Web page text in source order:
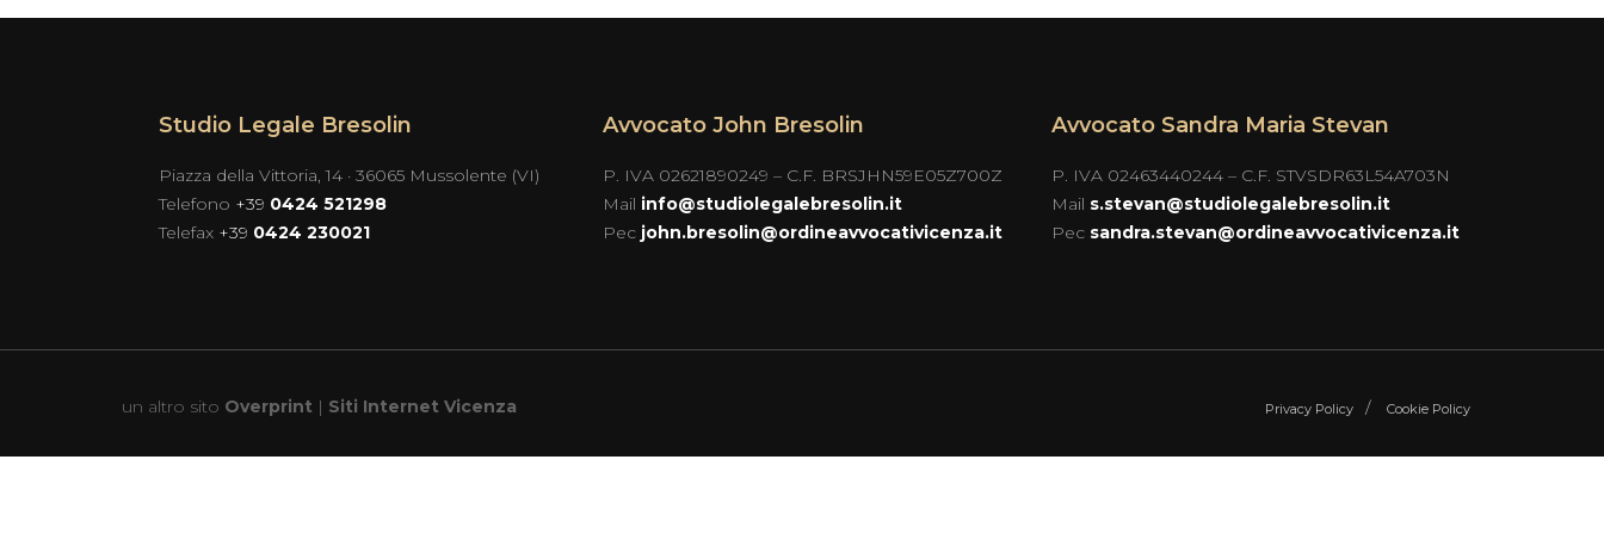
Studio Legale Bresolin
Piazza della Vittoria, 14 · 36065 Mussolente (VI)
Telefono +39 0424 521298
Telefax +39 0424 230021
Avvocato John Bresolin
P. IVA 02621890249 – C.F. BRSJHN59E05Z700Z
Mail info@studiolegalebresolin.it
Pec john.bresolin@ordineavvocativicenza.it
Avvocato Sandra Maria Stevan
P. IVA 02463440244 – C.F. STVSDR63L54A703N
Mail s.stevan@studiolegalebresolin.it
Pec sandra.stevan@ordineavvocativicenza.it
un altro sito Overprint | Siti Internet Vicenza Privacy Policy Cookie Policy